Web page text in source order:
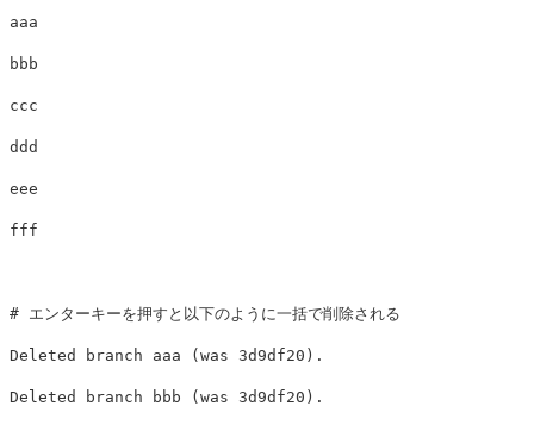
aaa
bbb
ccc
ddd
eee
fff
# エンターキーを押すと以下のように一括で削除される
Deleted branch aaa ( was 3d9df20 ) .
Deleted branch bbb ( was 3d9df20 ) .